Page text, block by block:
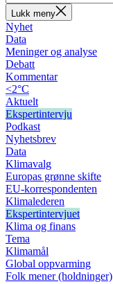
Lukk meny
Nyhet
Data
Meninger og analyse
Debatt
Kommentar
<2°C
Aktuelt
Ekspertintervju
Podkast
Nyhetsbrev
Data
Klimavalg
Europas grønne skifte
EU-korrespondenten
Klimalederen
Ekspertintervjuet
Klima og finans
Tema
Klimamål
Global oppvarming
Folk mener (holdninger)